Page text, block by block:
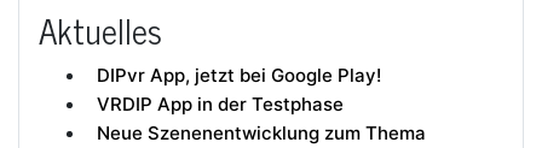
Aktuelles
DIPvr App, jetzt bei Google Play!
VRDIP App in der Testphase
Neue Szenenentwicklung zum Thema